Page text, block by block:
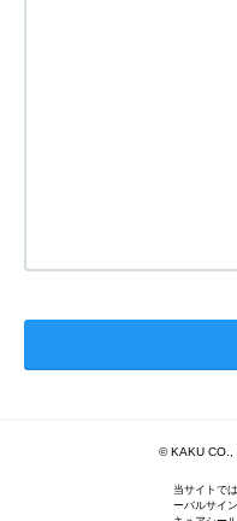
© KAKU CO.,
当サイトで
ーバルサイ